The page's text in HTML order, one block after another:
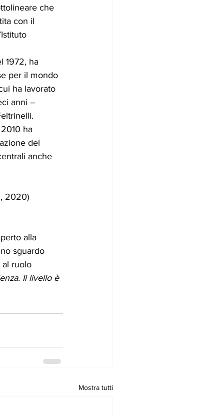
che
con il
1972, ha
per il mondo
ha lavorato
anni –
ha
del
anche
2020)
alla
sguardo
al ruolo
Il livello è
Mostra tutti